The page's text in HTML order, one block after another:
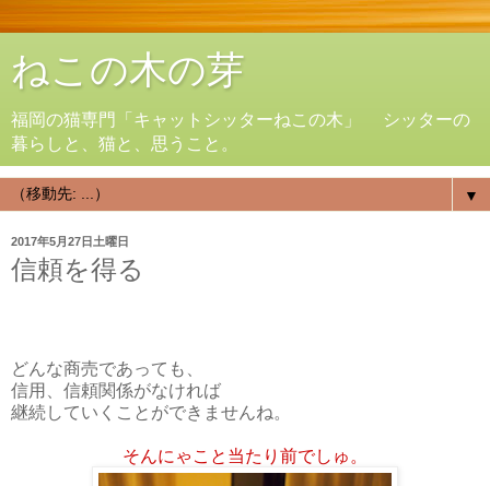
ねこの木の芽
福岡の猫専門「キャットシッターねこの木」 シッターの
暮らしと、猫と、思うこと。
▼
2017年5月27日土曜日
信頼を得る
どんな商売であっても、
信用、信頼関係がなければ
継続していくことができませんね。
そんにゃこと当たり前でしゅ。